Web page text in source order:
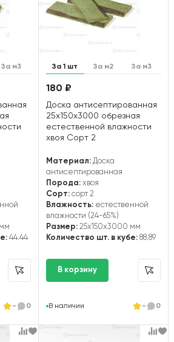
За м3
44.44
- 0
За 1 шт За м2 За м3
180 ₽
Доска антисептированная
25х150х3000 обрезная
естественной влажности
хвоя Сорт 2
Материал:Доска
антисептированная
Порода:хвоя
Сорт:сорт 2
Влажность:естественной
влажности (24-65%)
Размер:25x150x3000 мм
Количество шт. в кубе:88.89
В наличии - 0